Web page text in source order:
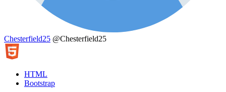
Chesterfield25 @Chesterfield25
HTML
Bootstrap